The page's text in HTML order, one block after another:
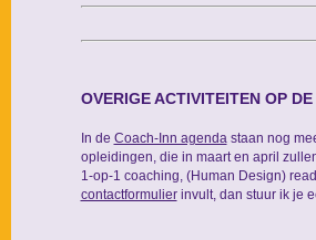
OVERIGE ACTIVITEITEN OP
In de Coach-Inn agendastaan nog
opleidingen, die in maart en april
1-op-1 coaching, (Human Design)
contactformulierinvult, dan stuur ik je